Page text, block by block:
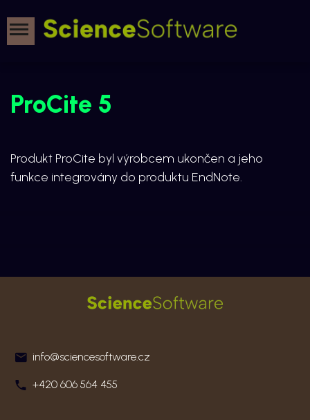
ProCite 5
Produkt ProCite byl výrobcem ukončen a jeho
funkce integrovány do produktu EndNote.
info@sciencesoftware.cz
+420 606 564 455